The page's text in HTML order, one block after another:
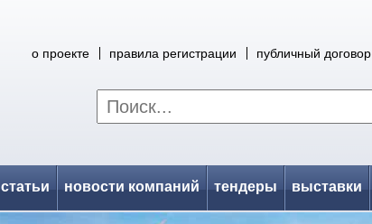
о проекте правила регистрации публичный договор
статьи новости компаний тендеры выставки